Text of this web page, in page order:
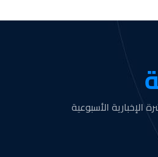
الإخبارية الأسبوعية